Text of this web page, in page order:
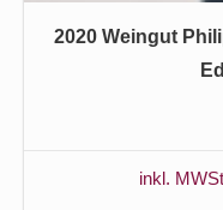
2020 Weingut
inkl.